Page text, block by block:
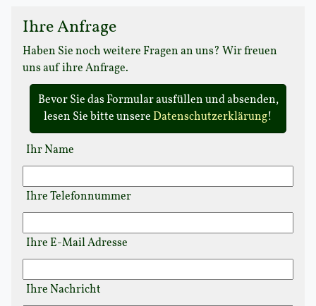
Ihre Anfrage
Haben Sie noch weitere Fragen an uns? Wir freuen
uns auf ihre Anfrage.
Bevor Sie das Formular ausfüllen und absenden,
lesen Sie bitte unsere Datenschutzerklärung!
Ihr Name
Ihre Telefonnummer
Ihre E-Mail Adresse
Ihre Nachricht